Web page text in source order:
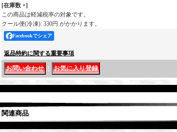
[在庫数 ×]
この商品は軽減税率の対象です。
クール便(冷凍): 330円 がかかります。
Facebookでシェア
返品特約に関する重要事項
関連商品